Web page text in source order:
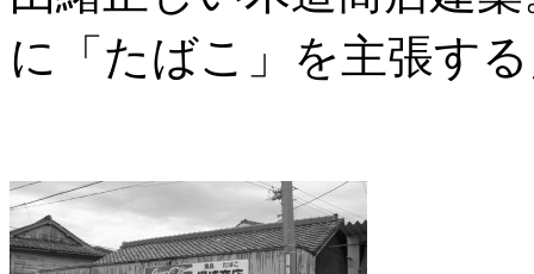
に「たばこ」を主張す